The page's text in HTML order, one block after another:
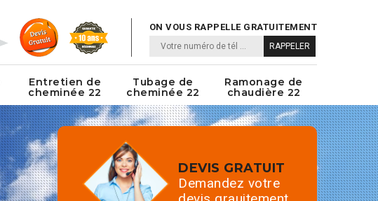
ON VOUS RAPPELLE GRATUITEMENT
Entretien de
cheminée 22
Tubage de
cheminée 22
Ramonage de
chaudière 22
DEVIS GRATUIT
Demandez votre